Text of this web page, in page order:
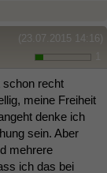
(23.07.2015 14:16)
schon recht
meine Freiheit
denke ich
sein. Aber
mehrere
ich das bei